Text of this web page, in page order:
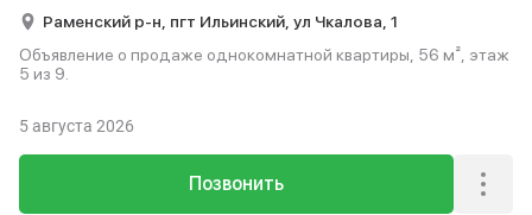
Раменский р-н, пгт Ильинский, ул Чкалова, 1
Объявление о продаже однокомнатной квартиры, 56 м², этаж
5 из 9.
Позвонить
5 августа 2026